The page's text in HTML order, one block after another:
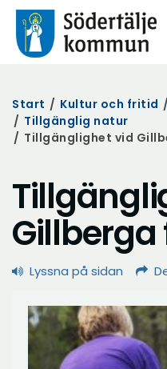
Start / Kultur och fritid /
/ Tillgänglig natur
/ Tillgänglighet vid
Lyssna på sidan